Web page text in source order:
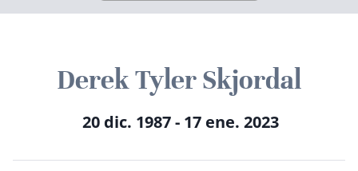
Derek Tyler Skjordal
20 dic. 1987 - 17 ene. 2023